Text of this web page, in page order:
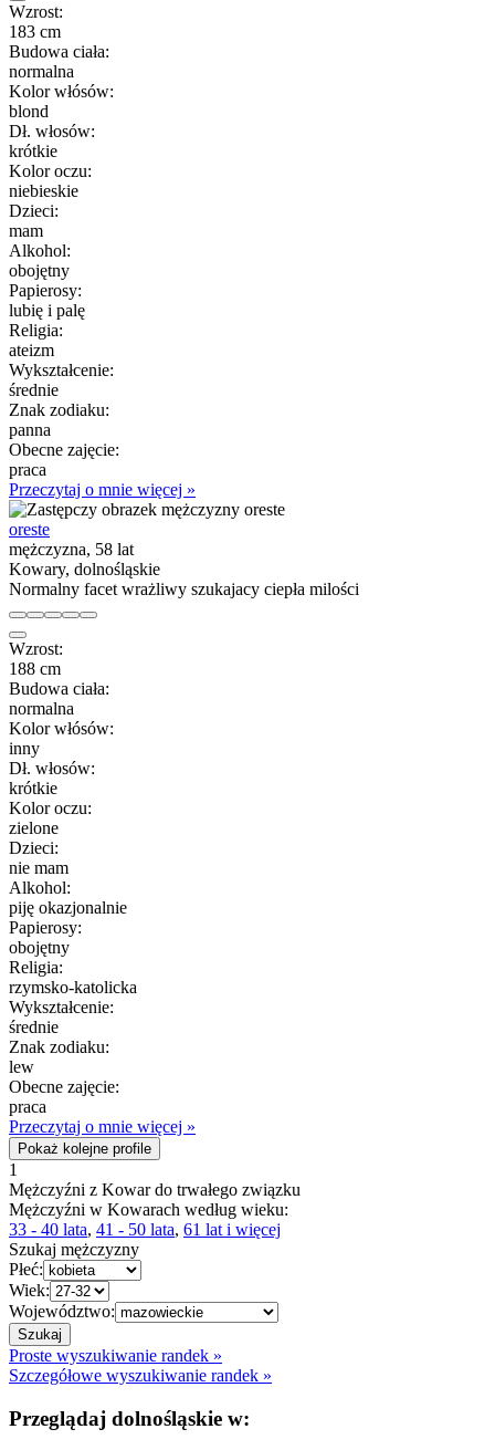
Wzrost:
183 cm
Budowa ciała:
normalna
Kolor włósów:
blond
Dł. włosów:
krótkie
Kolor oczu:
niebieskie
Dzieci:
mam
Alkohol:
obojętny
Papierosy:
lubię i palę
Religia:
ateizm
Wykształcenie:
średnie
Znak zodiaku:
panna
Obecne zajęcie:
praca
Przeczytaj o mnie więcej »
oreste
mężczyzna, 58 lat
Kowary, dolnośląskie
Normalny facet wrażliwy szukajacy ciepła milości
Wzrost:
188 cm
Budowa ciała:
normalna
Kolor włósów:
inny
Dł. włosów:
krótkie
Kolor oczu:
zielone
Dzieci:
nie mam
Alkohol:
piję okazjonalnie
Papierosy:
obojętny
Religia:
rzymsko-katolicka
Wykształcenie:
średnie
Znak zodiaku:
lew
Obecne zajęcie:
praca
Przeczytaj o mnie więcej »
Pokaż kolejne profile
1
Mężczyźni z Kowar do trwałego związku
Mężczyźni w Kowarach według wieku:
33 - 40 lata, 41 - 50 lata, 61 lat i więcej
Szukaj mężczyzny
Płeć:
Wiek:
Województwo:
Proste wyszukiwanie randek »
Szczegółowe wyszukiwanie randek »
Przeglądaj dolnośląskie w: